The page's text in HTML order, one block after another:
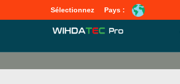
Sélectionnez Pays :